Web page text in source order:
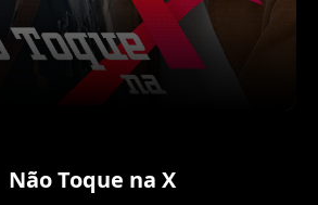
Não Toque na X